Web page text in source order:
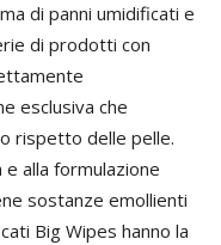
di panni umidificati e
di prodotti con
esclusiva che
rispetto delle pelle.
alla formulazione
sostanze emollienti
Big Wipes hanno la